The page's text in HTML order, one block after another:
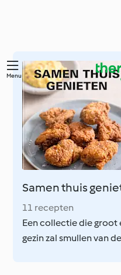
Ga
hoofdinhoud
Menu
Samen thuis
11 recepten
Een collectie die groot
gezin zal smullen van